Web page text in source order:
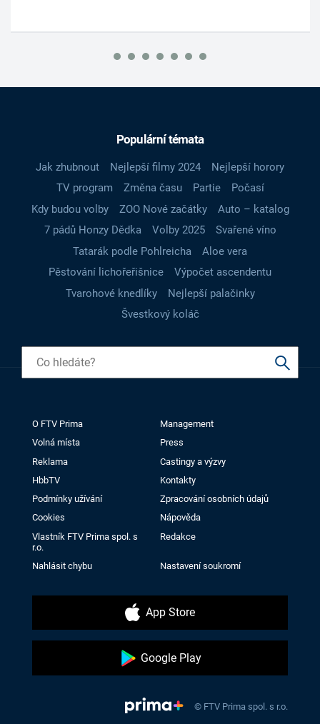
Populární témata
Jak zhubnout Nejlepší filmy 2024
Nejlepší horory
TV program
Změna času Partie
Počasí
Kdy budou volby
ZOO Nové začátky
Auto – katalog
7 pádů Honzy Dědka
Volby 2025
Svařené víno
Tatarák podle Pohlreicha
Aloe vera
Pěstování lichořeřišnice
Výpočet ascendentu
Tvarohové knedlíky
Nejlepší palačinky
Švestkový koláč
O FTV Prima
Management
Volná místa
Press
Reklama
Castingy a výzvy
HbbTV
Kontakty
Podmínky užívání
Zpracování osobních údajů
Cookies
Nápověda
Vlastník FTV Prima spol. s
r.o.
Redakce
Nahlásit chybu Nastavení soukromí
App Store
Google Play
© FTV Prima spol. s r.o.